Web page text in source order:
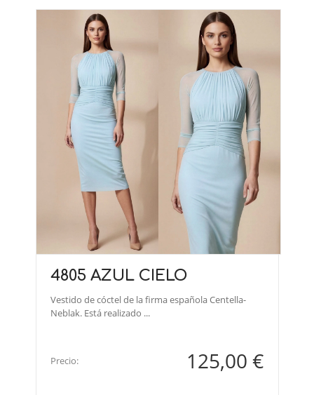
4805 AZUL CIELO
Vestido de cóctel de la firma española Centella-
Neblak. Está realizado ...
Precio: 125,00 €